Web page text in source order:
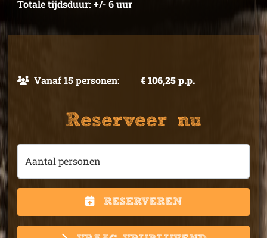
Totale tijdsduur: +/- 6 uur
Vanaf 15 personen: € 106,25 p.p.
Reserveer nu
Aantal personen
RESERVEREN